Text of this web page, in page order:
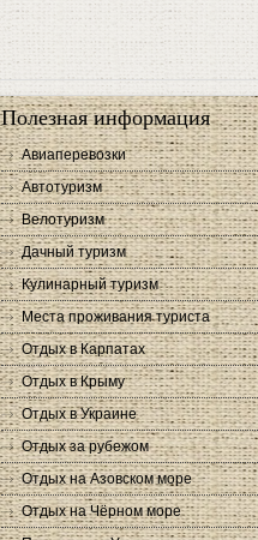
Полезная информация
Авиаперевозки
Автотуризм
Велотуризм
Дачный туризм
Кулинарный туризм
Места проживания туриста
Отдых в Карпатах
Отдых в Крыму
Отдых в Украине
Отдых за рубежом
Отдых на Азовском море
Отдых на Чёрном море